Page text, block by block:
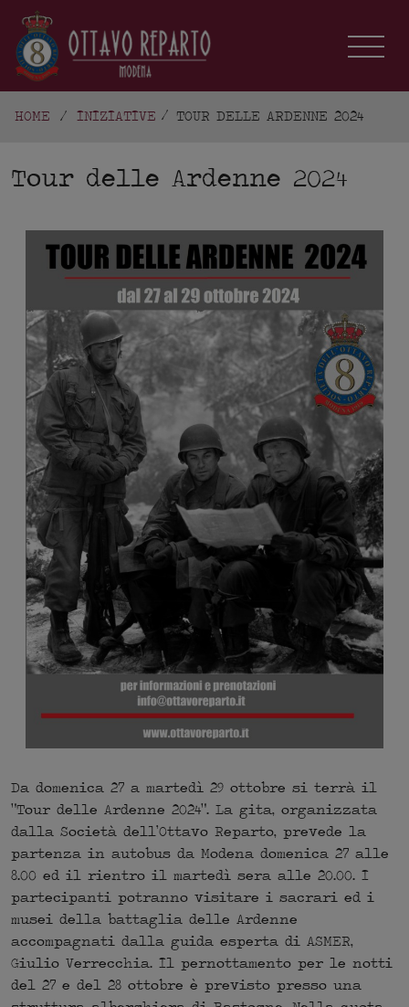
HOME / INIZIATIVE TOUR DELLE ARDENNE 2024
Tour delle Ardenne 2024
Da domenica 27 a martedì 29 ottobre si terrà il
“Tour delle Ardenne 2024”. La gita, organizzata
dalla Società dell’Ottavo Reparto, prevede la
partenza in autobus da Modena domenica 27 alle
8.00 ed il rientro il martedì sera alle 20.00. I
partecipanti potranno visitare i sacrari ed i
musei della battaglia delle Ardenne
accompagnati dalla guida esperta di ASMER,
Giulio Verrecchia. Il pernottamento per le notti
del 27 e del 28 ottobre è previsto presso una